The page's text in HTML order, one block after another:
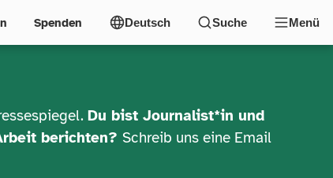
Spenden Deutsch Suche Menü
Du bist Journalist*in und
berichten? Schreib uns eine Email